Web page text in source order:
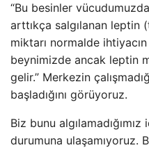
“Bu besinler
arttıkça salgılanan
miktarı normalde
beynimizde ancak leptin
gelir.” Merkezin
başladığını görüyoruz.
Biz bunu
durumuna ulaşamıyoruz.